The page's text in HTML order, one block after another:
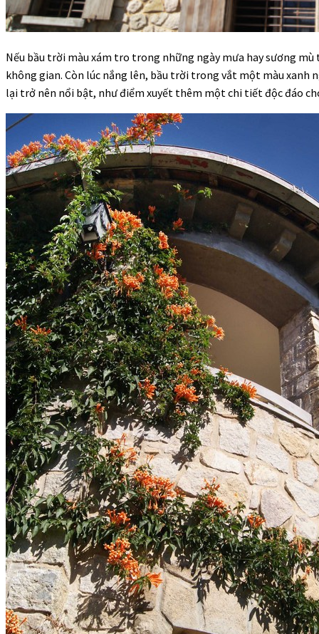
Nếu bầu trời màu xám tro trong những ngày mưa hay sương
không gian. Còn lúc nắng lên, bầu trời trong vắt một màu xanh
lại trở nên nổi bật, như điểm xuyết thêm một chi tiết độc đáo